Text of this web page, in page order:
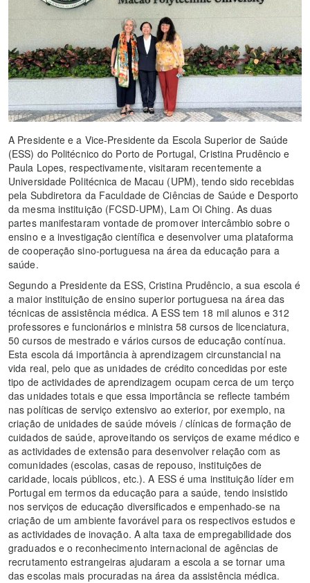
A Presidente e a Vice-Presidente da Escola Superior de Saúde
(ESS) do Politécnico do Porto de Portugal, Cristina Prudêncio e
Paula Lopes, respectivamente, visitaram recentemente a
Universidade Politécnica de Macau (UPM), tendo sido recebidas
pela Subdiretora da Faculdade de Ciências de Saúde e Desporto
da mesma instituição (FCSD-UPM), Lam Oi Ching. As duas
partes manifestaram vontade de promover intercâmbio sobre o
ensino e a investigação científica e desenvolver uma plataforma
de cooperação sino-portuguesa na área da educação para a
saúde.
Segundo a Presidente da ESS, Cristina Prudêncio, a sua escola é
a maior instituição de ensino superior portuguesa na área das
técnicas de assistência médica. A ESS tem 18 mil alunos e 312
professores e funcionários e ministra 58 cursos de licenciatura,
50 cursos de mestrado e vários cursos de educação contínua.
Esta escola dá importância à aprendizagem circunstancial na
vida real, pelo que as unidades de crédito concedidas por este
tipo de actividades de aprendizagem ocupam cerca de um terço
das unidades totais e que essa importância se reflecte também
nas políticas de serviço extensivo ao exterior, por exemplo, na
criação de unidades de saúde móveis / clínicas de formação de
cuidados de saúde, aproveitando os serviços de exame médico e
as actividades de extensão para desenvolver relação com as
comunidades (escolas, casas de repouso, instituições de
caridade, locais públicos, etc.). A ESS é uma instituição líder em
Portugal em termos da educação para a saúde, tendo insistido
nos serviços de educação diversificados e empenhado-se na
criação de um ambiente favorável para os respectivos estudos e
as actividades de inovação. A alta taxa de empregabilidade dos
graduados e o reconhecimento internacional de agências de
recrutamento estrangeiras ajudaram a escola a se tornar uma
das escolas mais procuradas na área da assistência médica.